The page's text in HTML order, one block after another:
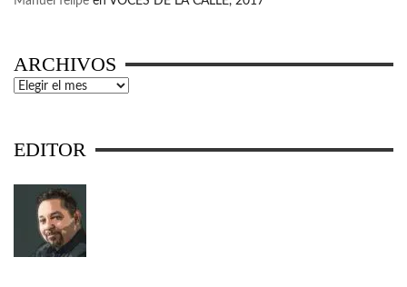
ARCHIVOS
Archivos
EDITOR